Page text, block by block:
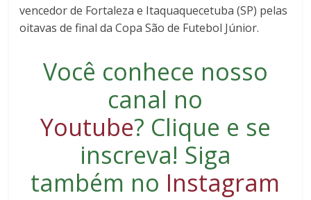
vencedor de Fortaleza e Itaquaquecetuba (SP) pelas
oitavas de final da Copa São de Futebol Júnior.
Você conhece nosso
canal no
Youtube? Clique e se
inscreva! Siga
também no Instagram